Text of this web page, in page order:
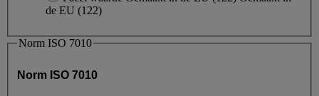
de EU (122)
Norm ISO 7010
Norm ISO 7010